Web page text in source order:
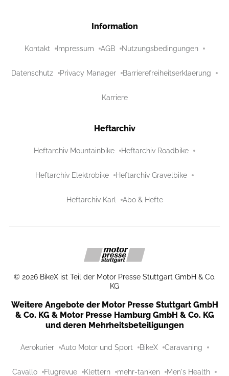
Information
Kontakt Impressum AGB Nutzungsbedingungen
Datenschutz Privacy Manager Barrierefreiheitserklaerung
Karriere
Heftarchiv
Heftarchiv Mountainbike Heftarchiv Roadbike
Heftarchiv Elektrobike Heftarchiv Gravelbike
Heftarchiv Karl Abo & Hefte
© 2026 BikeX ist Teil der Motor Presse Stuttgart GmbH & Co.
KG
Weitere Angebote der Motor Presse Stuttgart GmbH
& Co. KG & Motor Presse Hamburg GmbH & Co. KG
und deren Mehrheitsbeteiligungen
Aerokurier Auto Motor und Sport BikeX Caravaning
Cavallo Flugrevue Klettern mehr-tanken Men's Health